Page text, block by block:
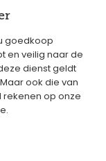
goedkoop
en veilig naar de
dienst geldt
ook die van
rekenen op onze